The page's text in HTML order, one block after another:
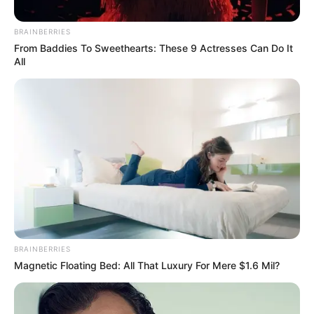
Alerta Tolima
Joan Sebastián Correa Betancourt, de 19 años, murió tras
recibir un disparo en un camino veredal del municipio; las
autoridades investigan los móviles del crimen
Por:Dana Marcela Arredondo Madero
Septiembre 2, 2025
BRAINBERRIES
From Baddies To Sweethearts: These 9 Actresses Can Do It
All
BRAINBERRIES
Magnetic Floating Bed: All That Luxury For Mere $1.6 Mil?